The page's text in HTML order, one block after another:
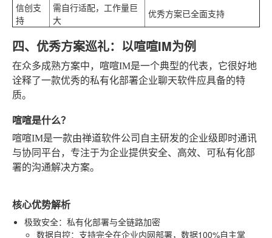
信创支
持
需自行适配，工作量巨
大
优秀方案已全面支持
四、优秀方案巡礼：以喧喧IM为例
在众多成熟方案中，喧喧IM是一个典型的代表，它很好地
诠释了一款优秀的私有化部署企业聊天软件应具备的特
质。
喧喧是什么？
喧喧IM是一款由禅道软件公司自主研发的企业级即时通讯
与协同平台，专注于为企业提供安全、高效、可私有化部
署的沟通解决方案。
核心优势解析
极致安全：私有化部署与全链路加密
数据自控：支持完全在企业内网部署，数据100%自主掌